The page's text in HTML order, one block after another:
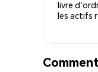
livre
les actifs